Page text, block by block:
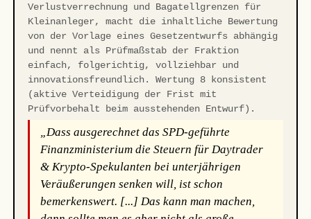
Verlustverrechnung und Bagatellgrenzen für
Kleinanleger, macht die inhaltliche Bewertung
von der Vorlage eines Gesetzentwurfs abhängig
und nennt als Prüfmaßstab der Fraktion
einfach, folgerichtig, vollziehbar und
innovationsfreundlich. Wertung 8 konsistent
(aktive Verteidigung der Frist mit
Prüfvorbehalt beim ausstehenden Entwurf).
„Dass ausgerechnet das SPD-geführte
Finanzministerium die Steuern für Daytrader
& Krypto-Spekulanten bei unterjährigen
Veräußerungen senken will, ist schon
bemerkenswert. [...] Das kann man machen,